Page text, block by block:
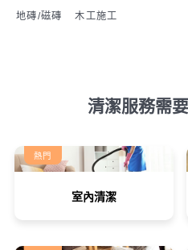
地磚/磁磚 木工施工
清潔服務需
熱門
室內清潔